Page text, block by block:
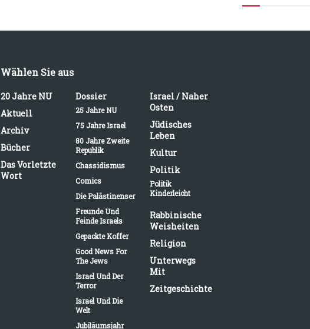
Wählen Sie aus
20 Jahre NU
Aktuell
Archiv
Bücher
Das Vorletzte
Wort
Dossier
25 Jahre NU
75 Jahre Israel
80 Jahre Zweite
Republik
Chassidismus
Comics
Die Palästinenser
Freunde Und
Feinde Israels
Gepackte Koffer
Good News For
The Jews
Israel Und Der
Terror
Israel Und Die
Welt
Jubiläumsjahr
Israel / Naher
Osten
Jüdisches
Leben
Kultur
Politik
Politik
Kinderleicht
Rabbinische
Weisheiten
Religion
Unterwegs
Mit
Zeitgeschichte